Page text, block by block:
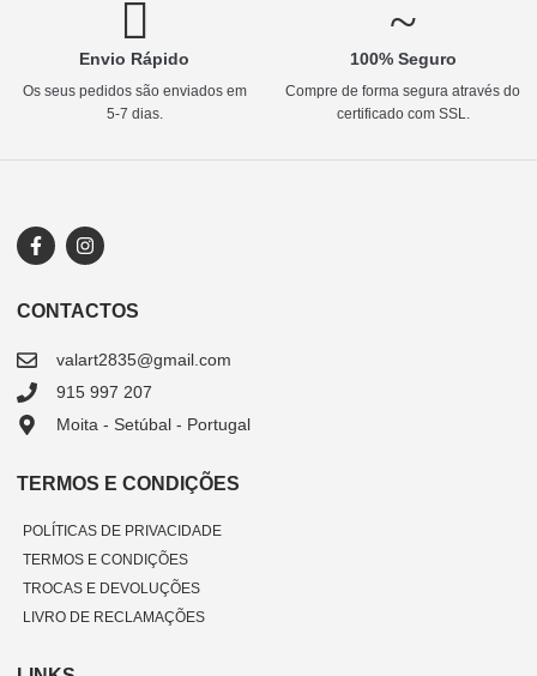
Envio Rápido
Os seus pedidos são enviados em
5-7 dias.
100% Seguro
Compre de forma segura através do
certificado com SSL.
CONTACTOS
valart2835@gmail.com
915 997 207
Moita - Setúbal - Portugal
TERMOS E CONDIÇÕES
POLÍTICAS DE PRIVACIDADE
TERMOS E CONDIÇÕES
TROCAS E DEVOLUÇÕES
LIVRO DE RECLAMAÇÕES